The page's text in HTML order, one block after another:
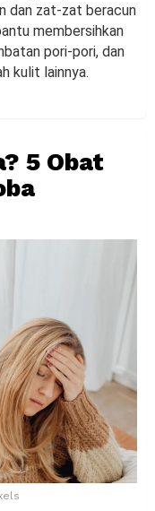
dan zat-zat beracun
membersihkan
pori-pori, dan
kulit lainnya.
5 Obat